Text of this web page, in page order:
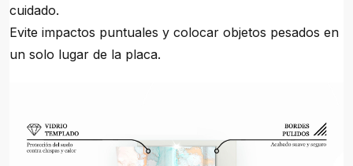
cuidado.
Evite impactos puntuales y colocar objetos pesados en
un solo lugar de la placa.